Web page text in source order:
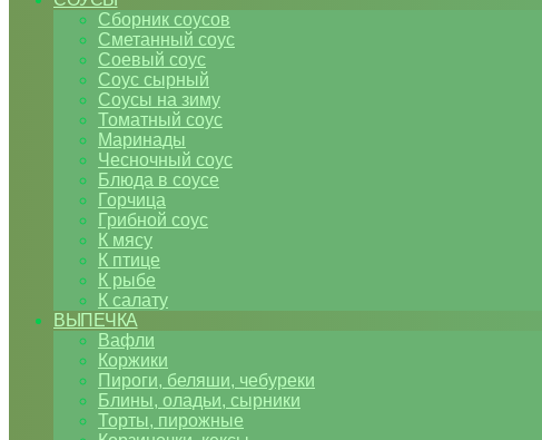
Сборник соусов
Сметанный соус
Соевый соус
Соус сырный
Соусы на зиму
Томатный соус
Маринады
Чесночный соус
Блюда в соусе
Горчица
Грибной соус
К мясу
К птице
К рыбе
К салату
ВЫПЕЧКА
Вафли
Коржики
Пироги, беляши, чебуреки
Блины, оладьи, сырники
Торты, пирожные